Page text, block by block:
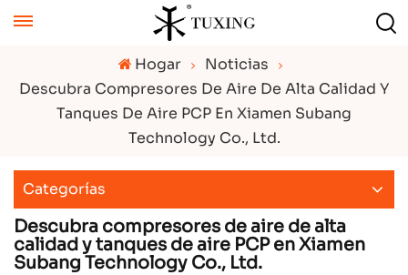
Hogar
Noticias
Descubra Compresores De Aire De Alta Calidad Y
Tanques De Aire PCP En Xiamen Subang
Technology Co., Ltd.
Categorías
Descubra compresores de aire de alta
calidad y tanques de aire PCP en Xiamen
Subang Technology Co., Ltd.